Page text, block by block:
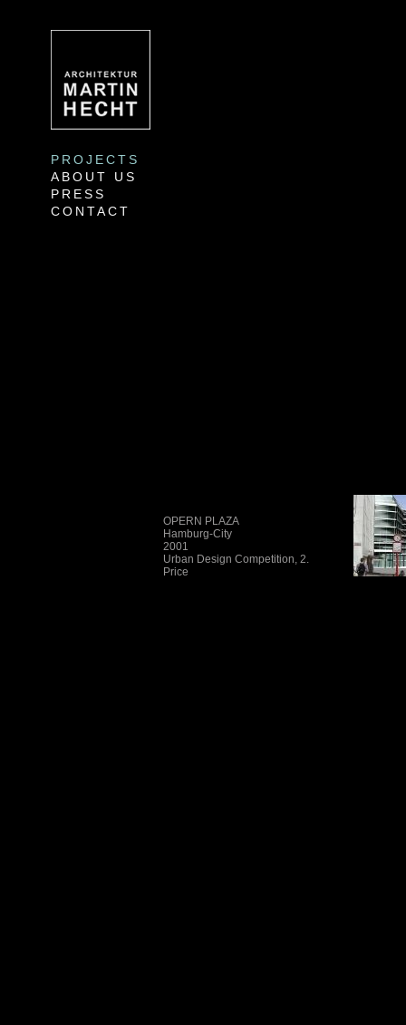
OPERN PLAZA
Hamburg-City
2001
Urban Design Competition, 2.
Price
PROJECTS
ABOUT US
PRESS
CONTACT